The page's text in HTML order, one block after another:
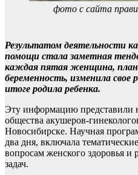
фото с сайта
Результатом деятельности
помощи стала заметная
каждая пятая женщина,
беременность, изменила свое
итоге родила ребенка.
Эту информацию представили
общества акушеров-
Новосибирске. Научная
два дня, включала
вопросам женского здоровья
задач.